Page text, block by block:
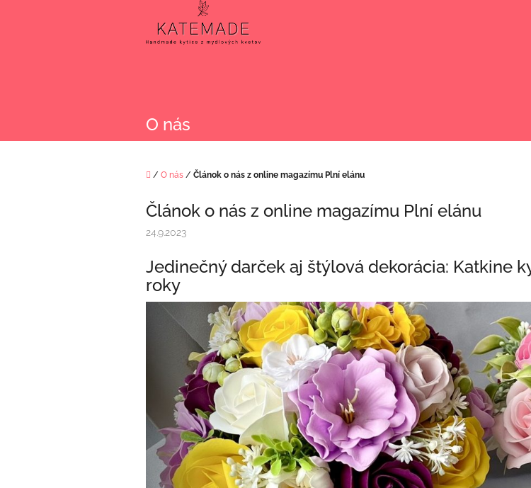
O nás
Domov
/ O nás / Článok o nás z online magazímu Plní elánu
Článok o nás z online magazímu Plní elánu
24.9.2023
Jedinečný darček aj štýlová dekorácia: Katkine
roky